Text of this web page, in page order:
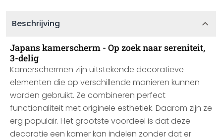
Beschrijving
Japans kamerscherm - Op zoek naar sereniteit,
3-delig
Kamerschermen zijn uitstekende decoratieve
elementen die op verschillende manieren kunnen
worden gebruikt. Ze combineren perfect
functionaliteit met originele esthetiek. Daarom zijn ze
erg populair. Het grootste voordeel is dat deze
decoratie een kamer kan indelen zonder dat er